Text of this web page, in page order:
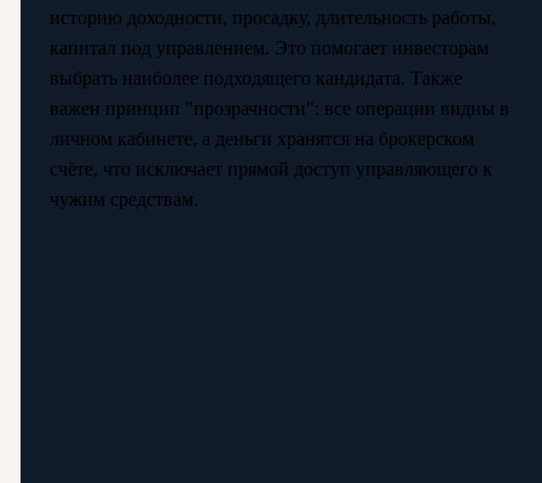
историю доходности, просадку, длительность работы,
капитал под управлением. Это помогает инвесторам
выбрать наиболее подходящего кандидата. Также
важен принцип "прозрачности": все операции видны в
личном кабинете, а деньги хранятся на брокерском
счёте, что исключает прямой доступ управляющего к
чужим средствам.